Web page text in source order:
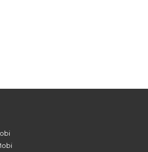
konsep “Fun to Drive” yang
Km